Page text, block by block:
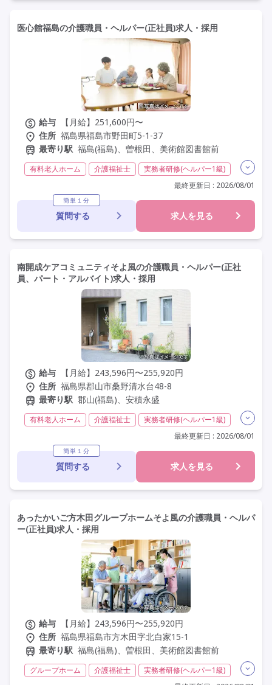
医心館福島の介護職員・ヘルパー(正社員)求人・採用
給与
【月給】251,600円〜
住所 福島県福島市野田町5-1-37
最寄り駅 福島(福島)、曽根田、美術館図書館前
有料老人ホーム 介護福祉士
実務者研修(ヘルパー1級)
残業月20時間以内
社会保険完備 交通費支給
年間休日110日以上
学歴不問
定年60歳以上 定年65歳以上 車通勤可
最終更新日 : 2026/08/01
簡単１分
質問する 求人を見る
南開成ケアコミュニティそよ風の介護職員・ヘルパー(正社
員、パート・アルバイト)求人・採用
給与
【月給】243,596円〜255,920円
住所 福島県郡山市桑野清水台48-8
最寄り駅 郡山(福島)、安積永盛
有料老人ホーム 介護福祉士
実務者研修(ヘルパー1級)
夜勤専従
残業月20時間以内
残業ほぼなし 常勤
非常勤
社会保険完備
交通費支給
未経験歓迎
車通勤可
資格取得支援
最終更新日 : 2026/08/01
簡単１分
質問する 求人を見る
あったかいご方木田グループホームそよ風の介護職員・ヘルパ
ー(正社員)求人・採用
給与
【月給】243,596円〜255,920円
住所 福島県福島市方木田字北白家15-1
最寄り駅 福島(福島)、曽根田、美術館図書館前
グループホーム 介護福祉士
実務者研修(ヘルパー1級)